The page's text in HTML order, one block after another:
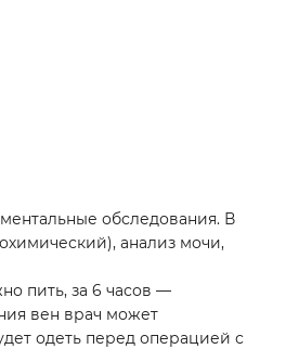
обследования. В
анализ мочи,
пить, за 6 часов —
вен врач может
одеть перед операцией с